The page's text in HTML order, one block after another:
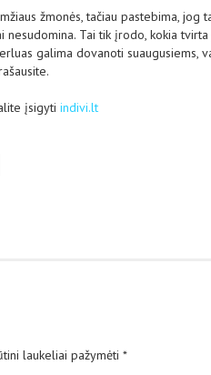
žmonės, tačiau pastebima, jog
Tai tik įrodo, kokia
galima dovanoti suaugusiems,
įsigyti indivi.lt
laukeliai pažymėti *